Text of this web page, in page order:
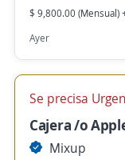
$ 9,800.00 (Mensual)
Ayer
Se precisa
Cajera /o
Mixup